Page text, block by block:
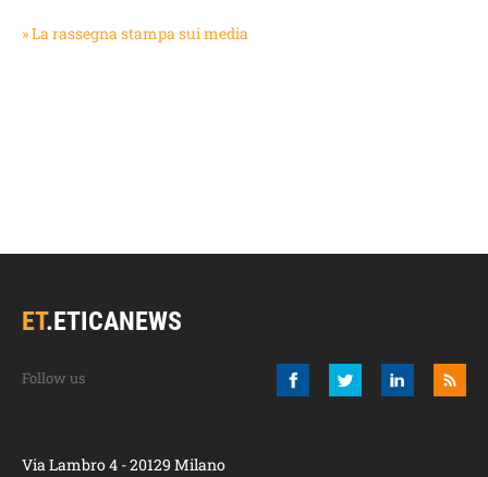
» La rassegna stampa sui media
ET.ETICANEWS
Via Lambro 4 - 20129 Milano